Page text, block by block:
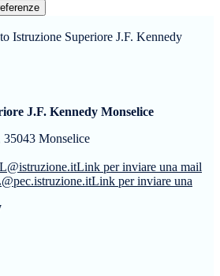
Istruzione Superiore J.F. Kennedy
J.F. Kennedy Monselice
Monselice
Link per inviare una mail
Link per inviare una